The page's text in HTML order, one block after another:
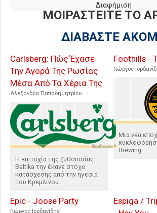
Διαφήμιση
ΜΟΙΡΑΣΤΕΙΤΕ ΤΟ
ΔΙΑΒΑΣΤΕ
Carlsberg: Πώς Έχασε
Την Αγορά Της Ρωσίας
Μέσα Από Τα Χέρια Της
Αλεξάνδρα Παπαδημητρίου
Η επιτυχία της ζυθοποιίας
Baltika την έκανε στόχο
κατάσχεσης από την ηγεσία
του Κρεμλίνου.
Foothills -
Γιώργος
Μια νέα
Brewing.
Epic - Joose Party
Γιώργος Ιορδανίδης
Espiga /